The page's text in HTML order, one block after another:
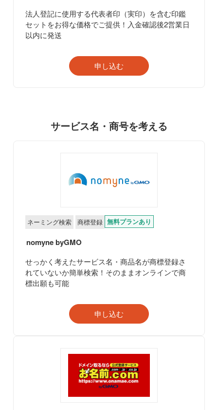
法人登記に使用する代表者印（実印）を含む印鑑
セットをお得な価格でご提供！入金確認後2営業日
以内に発送
申し込む
サービス名・商号を考える
ネーミング検索 商標登録 無料プランあり
nomyne byGMO
せっかく考えたサービス名・商品名が商標登録さ
れていないか簡単検索！そのままオンラインで商
標出願も可能
申し込む